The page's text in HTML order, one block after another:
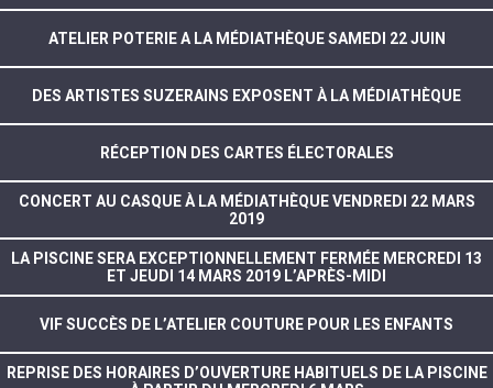
ATELIER POTERIE A LA MÉDIATHÈQUE SAMEDI 22 JUIN
DES ARTISTES SUZERAINS EXPOSENT À LA MÉDIATHÈQUE
RÉCEPTION DES CARTES ÉLECTORALES
CONCERT AU CASQUE À LA MÉDIATHÈQUE VENDREDI 22 MARS
2019
LA PISCINE SERA EXCEPTIONNELLEMENT FERMÉE MERCREDI 13
ET JEUDI 14 MARS 2019 L’APRÈS-MIDI
VIF SUCCÈS DE L’ATELIER COUTURE POUR LES ENFANTS
REPRISE DES HORAIRES D’OUVERTURE HABITUELS DE LA PISCINE